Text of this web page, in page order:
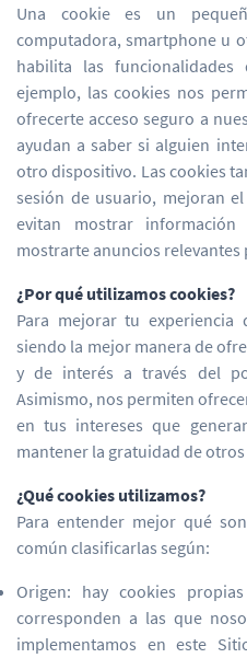
Una cookie es un
computadora, smartphone u
habilita las
ejemplo, las cookies nos
ofrecerte acceso seguro a
ayudan a saber si alguien
otro dispositivo. Las cookies
sesión de usuario, mejoran
evitan mostrar
mostrarte anuncios relevantes
¿Por qué utilizamos cookies?
Para mejorar tu experiencia
siendo la mejor manera de
y de interés a través del
Asimismo, nos permiten
en tus intereses que
mantener la gratuidad de
¿Qué cookies utilizamos?
Para entender mejor qué
común clasificarlas según:
Origen: hay cookies
corresponden a las que
implementamos en este